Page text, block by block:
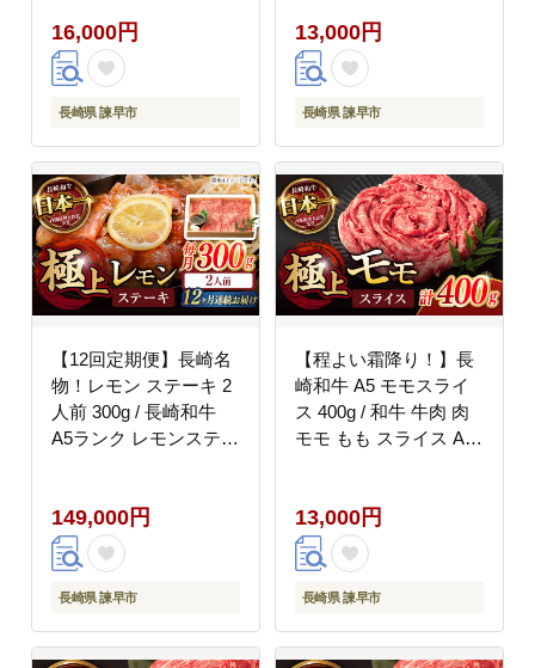
16,000円
長崎県 諫早市
[AHCW056]
13,000円
長崎県 諫早市
【12回定期便】長崎名
物！レモン ステーキ 2
人前 300g / 長崎和牛
A5ランク レモンステー
149,000円
長崎県 諫早市
【程よい霜降り！】長
崎和牛 A5 モモスライ
ス 400g / 和牛 牛肉 肉
モモ もも スライス A5
精肉店 [AHCW061]
13,000円
長崎県 諫早市